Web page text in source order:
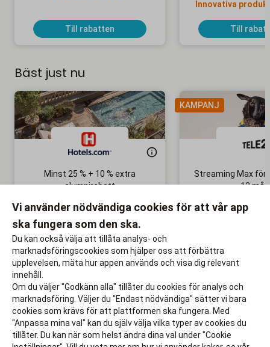
Till rabatten
Innovativa
Till
Bäst just nu
Minst 25 % + 10 % extra
alumnirabatt
Till rabatten
KAMPANJ
Streaming Max för
12 mån
Ingen
Vi använder nödvändiga cookies för att vår app
ska fungera som den ska.
Du kan också välja att tillåta analys- och
marknadsföringscookies som hjälper oss att förbättra
upplevelsen, mäta hur appen används och visa dig relevant
innehåll.
Om du väljer "Godkänn alla" tillåter du cookies för analys och
marknadsföring. Väljer du "Endast nödvändiga" sätter vi bara
cookies som krävs för att plattformen ska fungera. Med
"Anpassa mina val" kan du själv välja vilka typer av cookies du
tillåter. Du kan när som helst ändra dina val under "Cookie